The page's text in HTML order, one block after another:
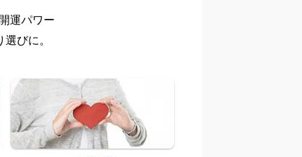
運パワー
びに。